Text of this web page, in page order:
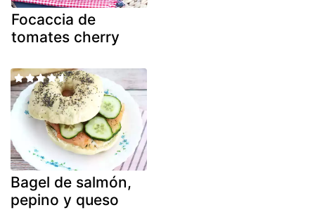
Focaccia de
tomates cherry
Bagel de salmón,
pepino y queso